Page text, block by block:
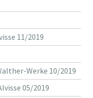
11/2019
Werke 10/2019
05/2019